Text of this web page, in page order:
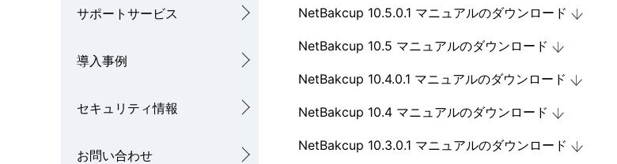
サポートサービス
導入事例
セキュリティ情報
お問い合わせ
NetBakcup 10.5.0.1 マニュアルのダウンロード
NetBakcup 10.5 マニュアルのダウンロード
NetBakcup 10.4.0.1 マニュアルのダウンロード
NetBakcup 10.4 マニュアルのダウンロード
NetBakcup 10.3.0.1 マニュアルのダウンロード